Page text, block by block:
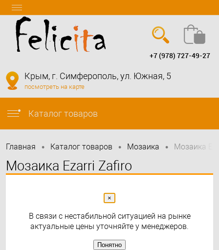
info@felicita-crimea.ru
+7 (978) 727-49-27
Крым, г. Симферополь, ул. Южная, 5
посмотреть на карте
Каталог товаров
Главная • Каталог товаров • Мозаика • Мозаика
Мозаика Ezarri Zafiro
×
В связи с нестабильной ситуацией на рынке
актуальные цены уточняйте у менеджеров.
Понятно